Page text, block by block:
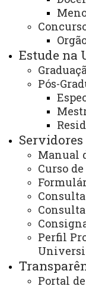
Estude na
Pós-
Servidores
Manual
Curso
Perfil
Portal
Estudante
Assessoria
(ACS)
Assessoria
Assistência
(ATAE)
de
Processos
(COGEPS)
UNIOESTE
Gabinete
(GRE)